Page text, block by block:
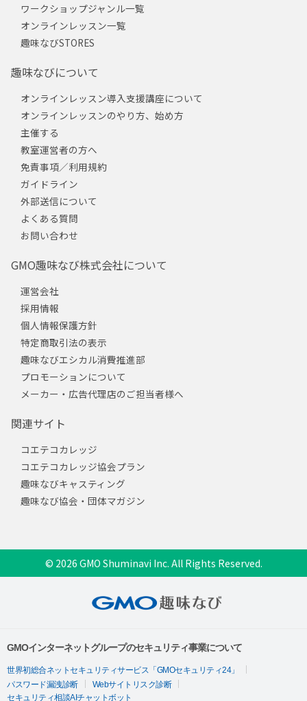
ワークショップジャンル一覧
オンラインレッスン一覧
趣味なびSTORES
趣味なびについて
オンラインレッスン導入支援講座について
オンラインレッスンのやり方、始め方
主催する
教室運営者の方へ
免責事項／利用規約
ガイドライン
外部送信について
よくある質問
お問い合わせ
GMO趣味なび株式会社について
運営会社
採用情報
個人情報保護方針
特定商取引法の表示
趣味なびエシカル消費推進部
プロモーションについて
メーカー・広告代理店のご担当者様へ
関連サイト
コエテコカレッジ
コエテコカレッジ協会プラン
趣味なびキャスティング
趣味なび協会・団体マガジン
© 2026 GMO Shuminavi Inc. All Rights Reserved.